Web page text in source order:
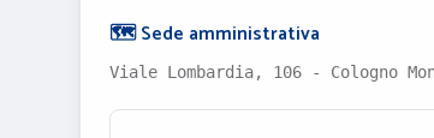
🗺️ Sede amministrativa
Viale Lombardia, 106 - Cologno